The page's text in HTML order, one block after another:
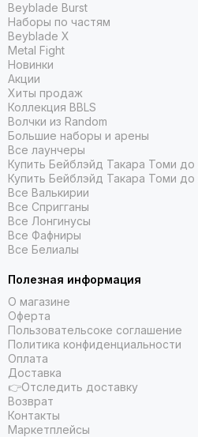
Beyblade Burst
Наборы по частям
Beyblade X
Metal Fight
Новинки
Акции
Хиты продаж
Коллекция BBLS
Волчки из Random
Большие наборы и арены
Все лаунчеры
Купить Бейблэйд Такара Томи
Купить Бейблэйд Такара Томи
Все Валькирии
Все Спригганы
Все Лонгинусы
Все Фафниры
Все Белиалы
Полезная информация
О магазине
Оферта
Пользовательсоке соглашение
Политика конфиденциальности
Оплата
Доставка
👉Отследить доставку
Возврат
Контакты
Маркетплейсы